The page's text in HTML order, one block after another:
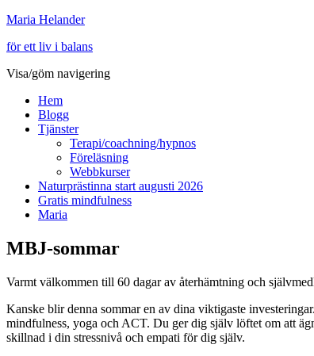
Maria Helander
för ett liv i balans
Visa/göm navigering
Hem
Blogg
Tjänster
Terapi/coachning/hypnos
Föreläsning
Webbkurser
Naturprästinna start augusti 2026
Gratis mindfulness
Maria
MBJ-sommar
Varmt välkommen till 60 dagar av återhämtning och
Kanske blir denna sommar en av dina viktigaste
mindfulness, yoga och ACT. Du ger dig själv löftet om att
skillnad i din stressnivå och empati för dig själv.